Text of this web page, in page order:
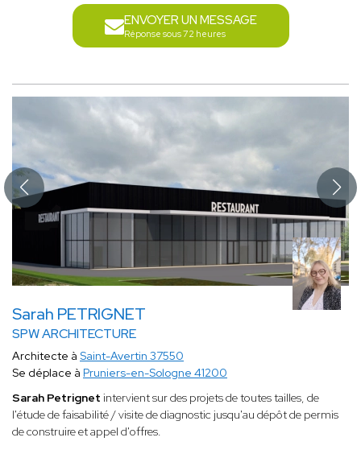
ENVOYER UN MESSAGE
Réponse sous 72 heures
Sarah PETRIGNET
SPW ARCHITECTURE
Architecte à Saint-Avertin 37550
Se déplace à Pruniers-en-Sologne 41200
Sarah Petrignet intervient sur des projets de toutes tailles, de
l'étude de faisabilité / visite de diagnostic jusqu'au dépôt de permis
de construire et appel d'offres.